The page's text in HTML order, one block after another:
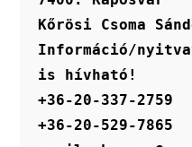
Kőrösi Csoma
Információ/
is hívható!
+36-20-337-2759
+36-20-529-7865